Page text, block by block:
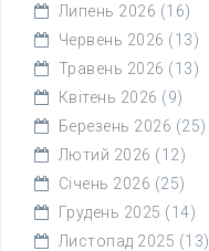
Липень 2026 (16)
Червень 2026 (13)
Травень 2026 (13)
Квітень 2026 (9)
Березень 2026 (25)
Лютий 2026 (12)
Січень 2026 (25)
Грудень 2025 (14)
Листопад 2025 (13)